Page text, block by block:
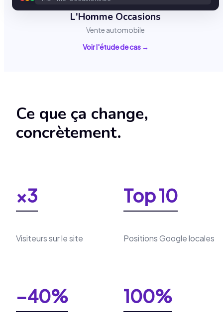
L'Homme Occasions
Vente automobile
Voir l'étude de cas →
Ce que ça change,
concrètement.
×3
Visiteurs sur le site
Top 10
Positions Google locales
−40% 100%